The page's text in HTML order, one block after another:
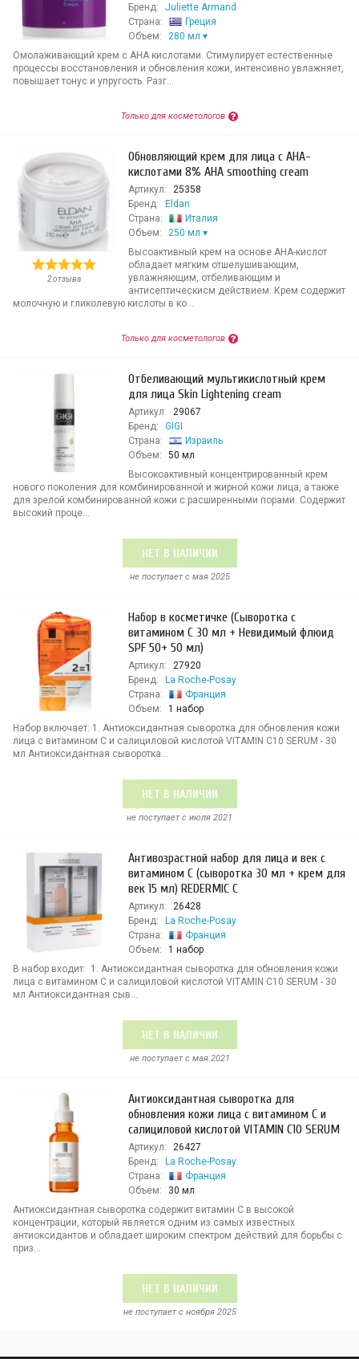
Бренд:
Juliette Armand
Страна:
Греция
Объем:
280 мл
Омолаживающий крем с АНА кислотами. Стимулирует естественные
процессы восстановления и обновления кожи, интенсивно увлажняет,
повышает тонус и упругость. Разг...
Только для косметологов
2 отзыва
Обновляющий крем для лица с AHA-
кислотами 8% AHA smoothing cream
Артикул:
25358
Бренд:
Eldan
Страна:
Италия
Объем:
250 мл
Высоактивный крем на основе AHA-кислот
обладает мягким отшелушивающим,
увлажняющим, отбеливающим и
антисептическисм действием. Крем содержит
молочную и гликолевую кислоты в ко...
Только для косметологов
Отбеливающий мультикислотный крем
для лица Skin Lightening cream
Артикул:
29067
Бренд:
GIGI
Страна:
Израиль
Объем:
50 мл
Высокоактивный концентрированный крем
нового поколения для комбинированной и жирной кожи лица, а также
для зрелой комбинированной кожи с расширенными порами. Содержит
высокий проце...
НЕТ В НАЛИЧИИ
не поступает c мая 2025
Набор в косметичке (Сыворотка с
витамином С 30 мл + Невидимый флюид
SPF 50+ 50 мл)
Артикул:
27920
Бренд:
La Roche-Posay
Страна:
Франция
Объем:
1 набор
Набор включает: 1. Антиоксидантная сыворотка для обновления кожи
лица с витамином С и салициловой кислотой VITAMIN C10 SERUM - 30
мл Антиоксидантная сыворотка...
НЕТ В НАЛИЧИИ
не поступает c июля 2021
Антивозрастной набор для лица и век с
витамином С (сыворотка 30 мл + крем для
век 15 мл) REDERMIC C
Артикул:
26428
Бренд:
La Roche-Posay
Страна:
Франция
Объем:
1 набор
В набор входит: 1. Антиоксидантная сыворотка для обновления кожи
лица с витамином С и салициловой кислотой VITAMIN C10 SERUM - 30
мл Антиоксидантная сыв...
НЕТ В НАЛИЧИИ
не поступает c мая 2021
Антиоксидантная сыворотка для
обновления кожи лица с витамином С и
салициловой кислотой VITAMIN C10 SERUM
Артикул:
26427
Бренд:
La Roche-Posay
Страна:
Франция
Объем:
30 мл
Антиоксидантная сыворотка содержит витамин С в высокой
концентрации, который является одним из самых известных
антиоксидантов и обладает широким спектром действий для борьбы с
приз...
НЕТ В НАЛИЧИИ
не поступает c ноября 2025